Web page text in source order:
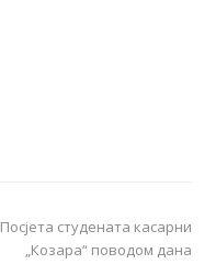
Посјета студената касарни
„Козара“ поводом дана